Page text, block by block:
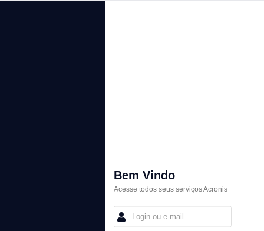
Bem Vindo
Acesse todos seus serviços Acronis